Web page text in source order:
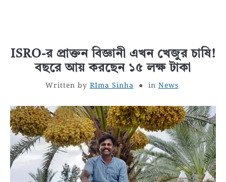
ISRO-র প্রাক্তন বিজ্ঞানী এখন খেজুর চাষি!
বছরে আয় করছেন ১৫ লক্ষ টাকা
Written byRIma Sinha inNews